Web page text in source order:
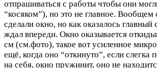
отпрашиваться с работы чтобы они
“косяком”), но это не главное. Вообщем
сделали окно, но как оказалось
ждал впереди. Окно оказывается
см (см.фото), такое вот усиленное
ещё, когда оно “откинуто”, если слегка
на себя, окно пружинит, оно не